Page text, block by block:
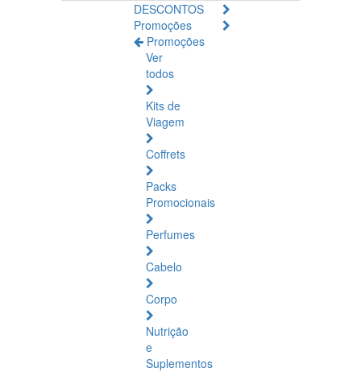
DESCONTOS
Promoções
Promoções
Ver
todos
Kits de
Viagem
Coffrets
Packs
Promocionais
Perfumes
Cabelo
Corpo
Nutrição
e
Suplementos